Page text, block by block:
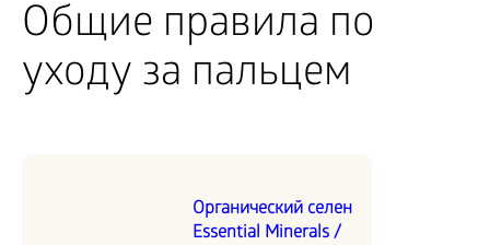
Общие правила по
уходу за пальцем
Органический селен
Essential Minerals /